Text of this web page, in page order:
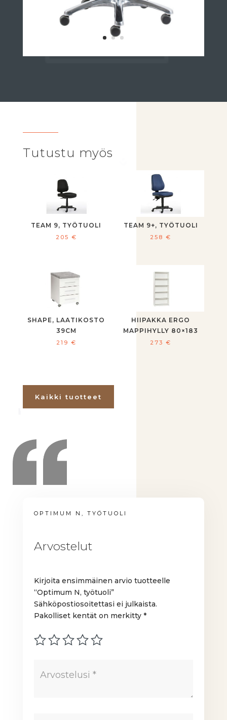
Tutustu myös
TEAM 9, TYÖTUOLI
205 €
TEAM 9+, TYÖTUOLI
258€
SHAPE, LAATIKOSTO
39CM
219 €
HIIPAKKA ERGO
MAPPIHYLLY 80×183
273€
Kaikki tuotteet
OPTIMUM N, TYÖTUOLI
Arvostelut
Kirjoita ensimmäinen arvio tuotteelle
“Optimum N, työtuoli”
Sähköpostiosoitettasi ei julkaista.
Pakolliset kentät on merkitty*